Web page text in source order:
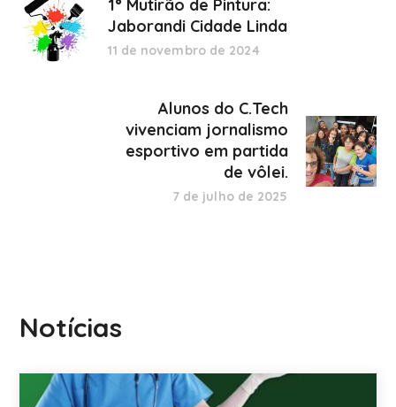
1° Mutirão de Pintura:
Jaborandi Cidade Linda
11 de novembro de 2024
Alunos do C.Tech
vivenciam jornalismo
esportivo em partida
de vôlei.
7 de julho de 2025
Notícias